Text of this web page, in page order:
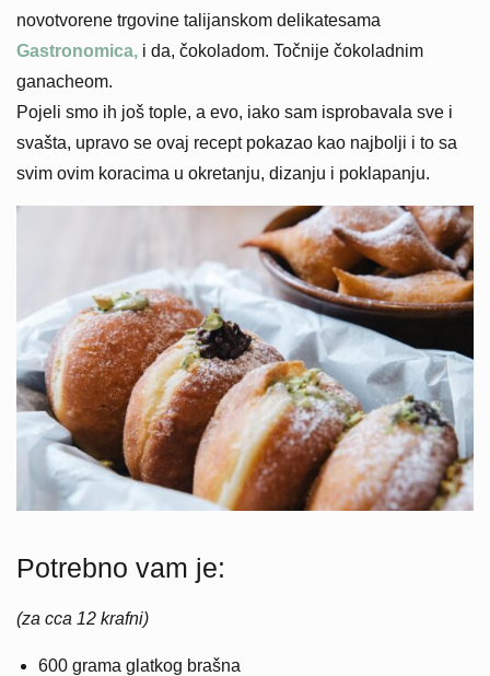
novotvorene trgovine talijanskom delikatesama
Gastronomica, i da, čokoladom. Točnije čokoladnim
ganacheom.
Pojeli smo ih još tople, a evo, iako sam isprobavala sve i
svašta, upravo se ovaj recept pokazao kao najbolji i to sa
svim ovim koracima u okretanju, dizanju i poklapanju.
Potrebno vam je:
(za cca 12 krafni)
600 grama glatkog brašna